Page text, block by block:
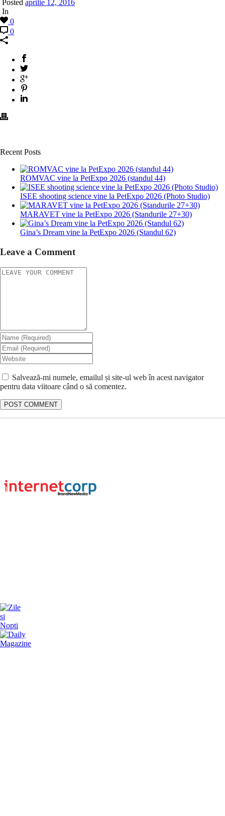
Posted aprilie 12, 2016
In
0
0
Recent Posts
ROMVAC vine la PetExpo 2026 (standul 44)
ISEE shooting science vine la PetExpo 2026 (Photo Studio)
MARAVET vine la PetExpo 2026 (Standurile 27+30)
Gina’s Dream vine la PetExpo 2026 (Standul 62)
Leave a Comment
Salvează-mi numele, emailul și site-ul web în acest navigator
pentru data viitoare când o să comentez.